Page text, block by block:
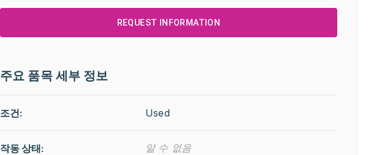
REQUEST INFORMATION
주요 품목 세부 정보
조건: Used
작동 상태: 알 수 없음